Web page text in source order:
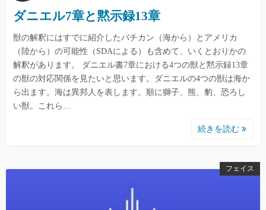
ダニエル7章と黙示録13章
獣の解釈にはすでに紹介したバチカン（海から）とアメリカ
（陸から）の可能性（SDAによる）も含めて、いくとおりかの
解釈があります。 ダニエル書7章における4つの獣と黙示録13章
の獣の対応関係を見たいと思います。ダニエルの4つの獣は海か
ら出ます。海は異邦人を表します。順に獅子、熊、豹、恐ろし
い獣。これら…
続きを読む
フェイス